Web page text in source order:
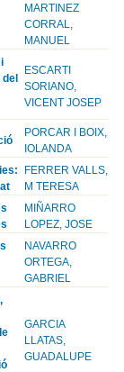
MARTINEZ
CORRAL,
MANUEL
del
ESCARTI
SORIANO,
VICENT JOSEP
PORCAR I BOIX,
IOLANDA
FERRER VALLS,
M TERESA
MIÑARRO
LOPEZ, JOSE
NAVARRO
ORTEGA,
GABRIEL
GARCIA
LLATAS,
GUADALUPE